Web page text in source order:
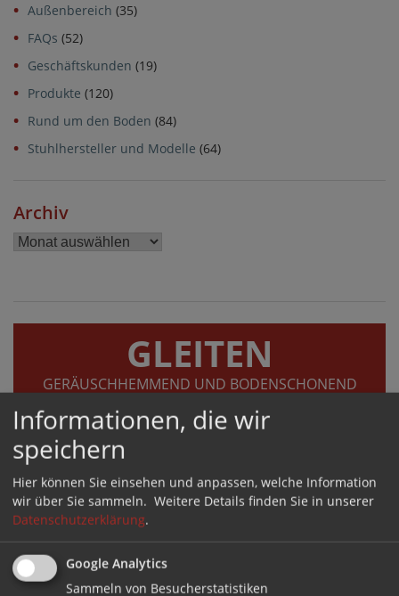
Außenbereich (35)
FAQs (52)
Geschäftskunden (19)
Produkte (120)
Rund um den Boden (84)
Stuhlhersteller und Modelle (64)
Archiv
Archiv
GLEITEN
GERÄUSCHHEMMEND UND BODENSCHONEND
DIREKT ZUM SHOP ›
Informationen, die wir
speichern
Hier können Sie einsehen und anpassen, welche Information
wir über Sie sammeln. Weitere Details finden Sie in unserer
Datenschutzerklärung.
Google Analytics
Sammeln von Besucherstatistiken